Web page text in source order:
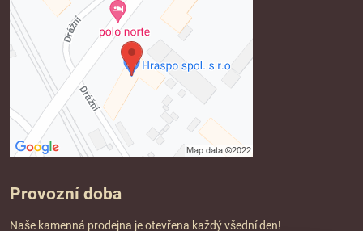
Provozní doba
Naše kamenná prodejna je otevřena každý všední den!